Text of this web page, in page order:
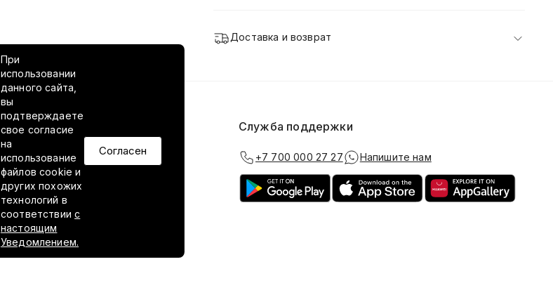
Доставка и возврат
При
использовании
данного сайта,
вы
подтверждаете
свое согласие
на
использование
файлов cookie и
других похожих
технологий в
соответствиис
настоящим
Уведомлением.
Согласен
VILED в соцсетях Служба поддержки
+7 700 000 27 27 Напишите нам